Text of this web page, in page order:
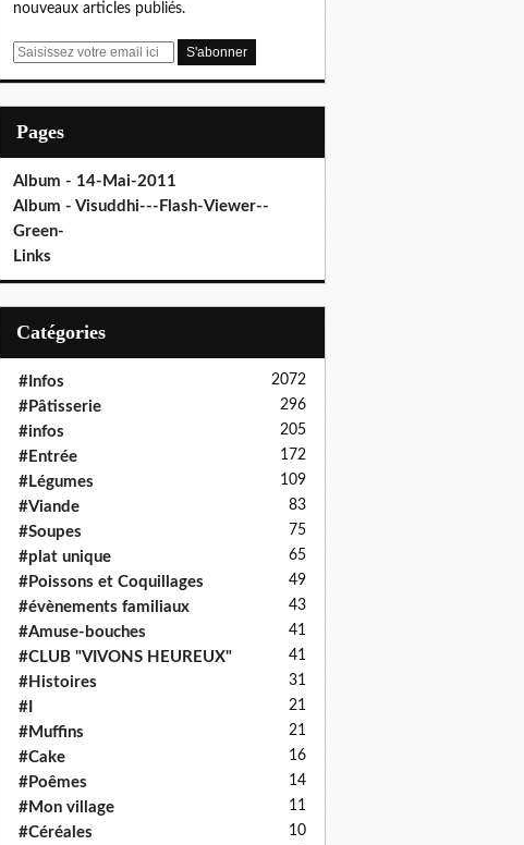
nouveaux articles publiés.
E
Pages
Album - 14-Mai-2011
Album - Visuddhi---Flash-Viewer--
Green-
Links
Catégories
#Infos 2072
#Pâtisserie 296
#infos 205
#Entrée 172
#Légumes 109
#Viande 83
#Soupes 75
#plat unique 65
#Poissons et Coquillages 49
#évènements familiaux 43
#Amuse-bouches 41
#CLUB "VIVONS HEUREUX" 41
#Histoires 31
#I 21
#Muffins 21
#Cake 16
#Poêmes 14
#Mon village 11
#Céréales 10